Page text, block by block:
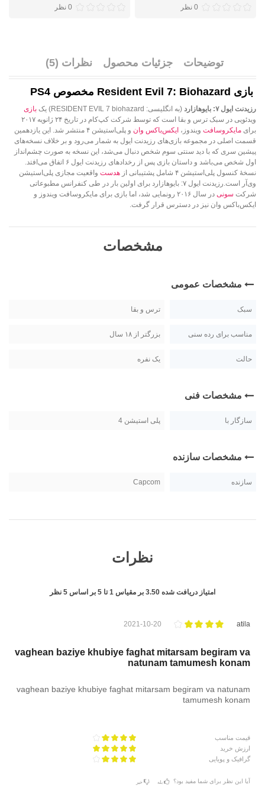
0 نظر 0 نظر
توضیحات جزئیات محصول نظرات (5)
بازی Resident Evil 7: Biohazard مخصوص PS4
رزیدنت ایول ۷: بایوهازارد (به انگلیسی: RESIDENT EVIL 7 biohazard) یک
بازی
ویدئویی در سبک ترس و بقا است که توسط شرکت کپ‌کام در تاریخ ۲۴ ژانویه ۲۰۱۷
برای مایکروسافت ویندوز، ایکس‌باکس وان
و پلی‌استیشن ۴ منتشر شد. این یازدهمین
قسمت اصلی در مجموعه بازی‌های رزیدنت ایول به شمار می‌رود و بر خلاف نسخه‌های
پیشین سری که با دید سنتی سوم شخص دنبال می‌شد، این نسخه به صورت چشم‌انداز
اول شخص می‌باشد و داستان بازی پس از رخدادهای رزیدنت ایول ۶ اتفاق می‌افتد.
نسخهٔ کنسول پلی‌استیشن ۴ شامل پشتیبانی از
هدست واقعیت مجازی پلی‌استیشن
وی‌آر است.رزیدنت ایول ۷: بایوهازارد برای اولین بار در طی کنفرانس مطبوعاتی
شرکت سونی
در سال ۲۰۱۶ رونمایی شد، اما بازی برای مایکروسافت ویندوز و
ایکس‌باکس وان نیز در دسترس قرار گرفت.
مشخصات
مشخصات عمومی
سبک ترس و بقا
مناسب برای رده سنی بزرگتر از ۱۸ سال
حالت یک نفره
مشخصات فنی
سازگار با پلی استیشن 4
مشخصات سازنده
سازنده Capcom
نظرات
امتیاز دریافت شده 3.50 بر مقیاس 1تا 5 بر اساس 5 نظر
atila
2021-10-20
vaghean baziye khubiye faghat mitarsam begiram va
natunam tamumesh konam
vaghean baziye khubiye faghat mitarsam begiram va natunam
tamumesh konam
قیمت مناسب
ارزش خرید
گرافیک و پویایی
آیا این نظر برای شما مفید بود؟ بله خیر